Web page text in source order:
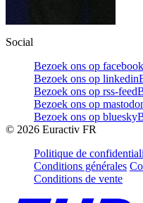
Social
Bezoek ons op facebook
Bezoek ons op linkedin
Bezoek ons op rss-feed
Bezoek ons op
Bezoek ons op bluesky
© 2026 Euractiv FR
Politique de
Conditions générales
Conditions de vente